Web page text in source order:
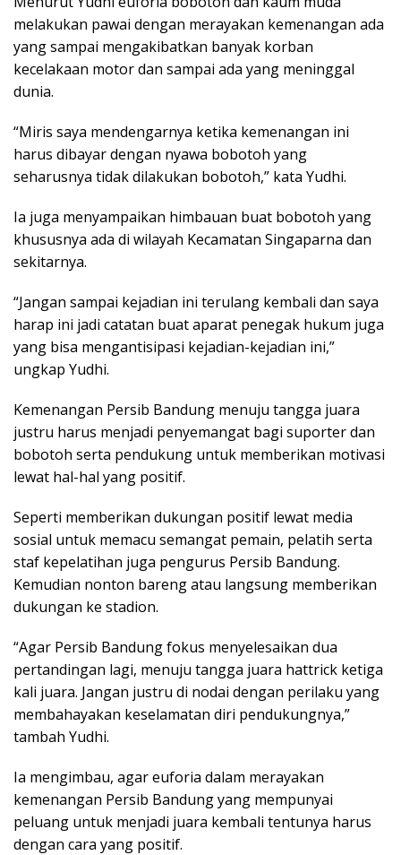
melakukan pawai dengan merayakan kemenangan ada
yang sampai mengakibatkan banyak korban
kecelakaan motor dan sampai ada yang meninggal
dunia.
“Miris saya mendengarnya ketika kemenangan ini
harus dibayar dengan nyawa bobotoh yang
seharusnya tidak dilakukan bobotoh,” kata Yudhi.
Ia juga menyampaikan himbauan buat bobotoh yang
khususnya ada di wilayah Kecamatan Singaparna dan
sekitarnya.
“Jangan sampai kejadian ini terulang kembali dan saya
harap ini jadi catatan buat aparat penegak hukum juga
yang bisa mengantisipasi kejadian-kejadian ini,”
ungkap Yudhi.
Kemenangan Persib Bandung menuju tangga juara
justru harus menjadi penyemangat bagi suporter dan
bobotoh serta pendukung untuk memberikan motivasi
lewat hal-hal yang positif.
Seperti memberikan dukungan positif lewat media
sosial untuk memacu semangat pemain, pelatih serta
staf kepelatihan juga pengurus Persib Bandung.
Kemudian nonton bareng atau langsung memberikan
dukungan ke stadion.
“Agar Persib Bandung fokus menyelesaikan dua
pertandingan lagi, menuju tangga juara hattrick ketiga
kali juara. Jangan justru di nodai dengan perilaku yang
membahayakan keselamatan diri pendukungnya,”
tambah Yudhi.
Ia mengimbau, agar euforia dalam merayakan
kemenangan Persib Bandung yang mempunyai
peluang untuk menjadi juara kembali tentunya harus
dengan cara yang positif.